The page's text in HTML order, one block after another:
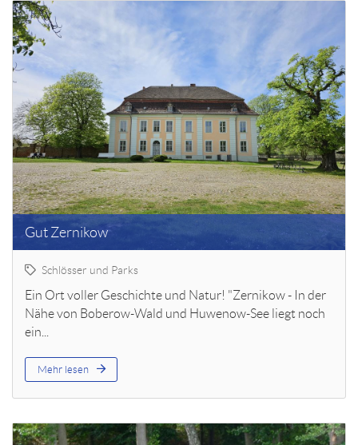
Gut Zernikow
Schlösser und Parks
Ein Ort voller Geschichte und Natur! "Zernikow - In der
Nähe von Boberow-Wald und Huwenow-See liegt noch
ein...
Mehr lesen